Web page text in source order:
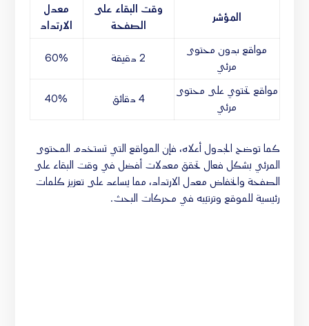
المؤشر
وقت البقاء على
الصفحة
معدل
الارتداد
مواقع بدون محتوى
مرئي
2 دقيقة 60%
مواقع تحتوي على محتوى
مرئي
4 دقائق 40%
كما توضح الجدول أعلاه، فإن المواقع التي تستخدم المحتوى
المرئي بشكل فعال تحقق معدلات أفضل في وقت البقاء على
الصفحة وانخفاض معدل الارتداد، مما يساعد على تعزيز كلمات
رئيسية للموقع وترتيبه في محركات البحث.